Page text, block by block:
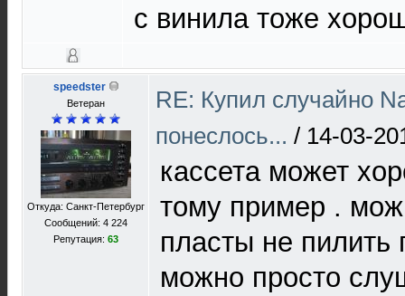
с винила тоже
speedster
Ветеран
Откуда: Санкт-Петербург
Сообщений: 4 224
Репутация: 63
RE: Купил случайно
понеслось... / 14-03-
кассета может
тому пример .
пласты не пилить
можно просто